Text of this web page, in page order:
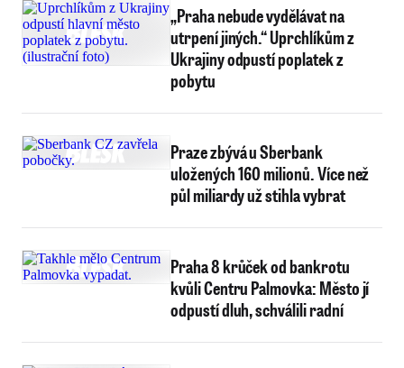
„Praha nebude vydělávat na
utrpení jiných.“ Uprchlíkům z
Ukrajiny odpustí poplatek z
pobytu
Praze zbývá u Sberbank
uložených 160 milionů. Více než
půl miliardy už stihla vybrat
Praha 8 krůček od bankrotu
kvůli Centru Palmovka: Město jí
odpustí dluh, schválili radní